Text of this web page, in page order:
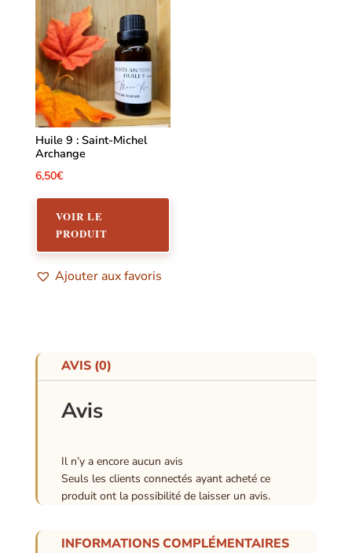
Huile 9 : Saint-Michel
Archange
6,50€
VOIR LE
PRODUIT
Ajouter aux favoris
AVIS (0)
Avis
Il n’y a encore aucun avis
Seuls les clients connectés ayant acheté ce
produit ont la possibilité de laisser un avis.
INFORMATIONS COMPLÉMENTAIRES